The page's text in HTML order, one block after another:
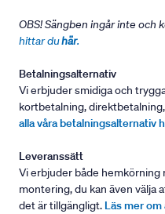
OBS! Sängben ingår inte och
hittar duhär.
Betalningsalternativ
Vi erbjuder smidiga och
kortbetalning,
alla våra betalningsalternativ
Leveranssätt
Vi erbjuder både
montering, du kan även välja
det är tillgängligt. Läs mer om